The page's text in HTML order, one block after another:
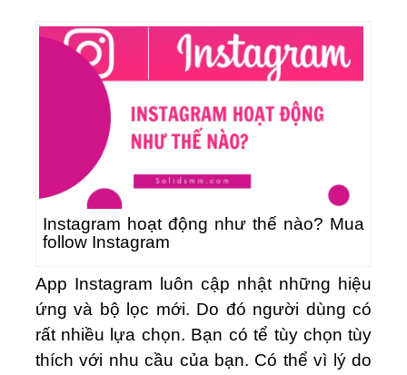
Instagram hoạt động như thế nào? Mua
follow Instagram
App Instagram luôn cập nhật những hiệu
ứng và bộ lọc mới. Do đó người dùng có
rất nhiều lựa chọn. Bạn có tể tùy chọn tùy
thích với nhu cầu của bạn. Có thể vì lý do